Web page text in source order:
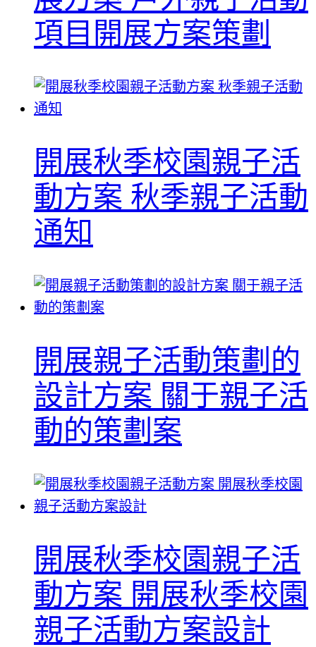
項目開展方案策劃
開展秋季校園親子活
動方案 秋季親子活動
通知
開展親子活動策劃的
設計方案 關于親子活
動的策劃案
開展秋季校園親子活
動方案 開展秋季校園
親子活動方案設計